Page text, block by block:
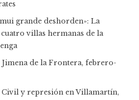
grande deshorden»: La
villas hermanas de la
de la Frontera, febrero-
Civil y represión en Villamartín,